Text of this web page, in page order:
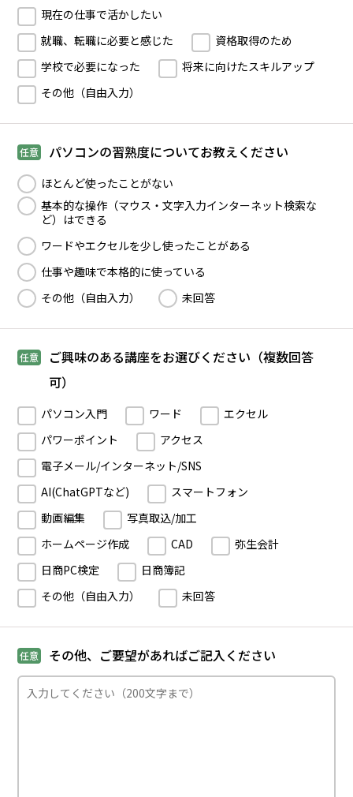
現在の仕事で活かしたい
就職、転職に必要と感じた
資格取得のため
学校で必要になった
将来に向けたスキルアップ
その他（自由入力）
任意 パソコンの習熟度についてお教えください
ほとんど使ったことがない
基本的な操作（マウス・文字入力インターネット検索な
ど）はできる
ワードやエクセルを少し使ったことがある
仕事や趣味で本格的に使っている
その他（自由入力）
未回答
任意
ご興味のある講座をお選びください（複数回答
可）
パソコン入門 ワード
エクセル
パワーポイント
アクセス
電子メール/インターネット/SNS
AI(ChatGPTなど)
スマートフォン
動画編集
写真取込/加工
ホームページ作成
CAD
弥生会計
日商PC検定
日商簿記
その他（自由入力）
未回答
その他、ご要望があればご記入ください
任意